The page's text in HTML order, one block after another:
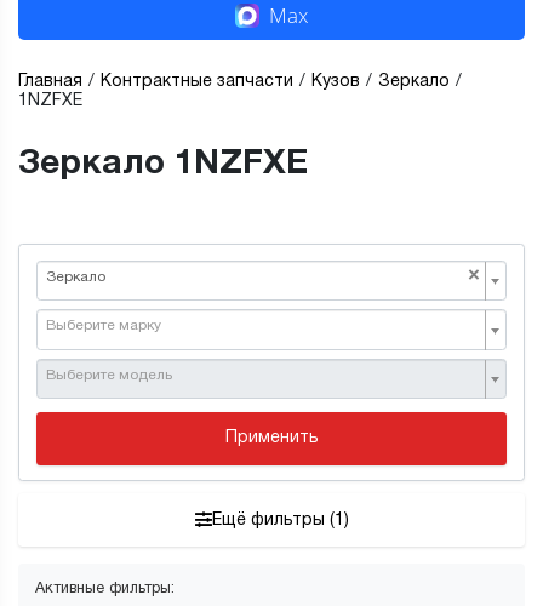
Max
Главная Контрактные запчасти Кузов
Зеркало
1NZFXE
Зеркало 1NZFXE
×
Зеркало
Выберите марку
Выберите модель
Применить
Ещё фильтры (1)
Активные фильтры: